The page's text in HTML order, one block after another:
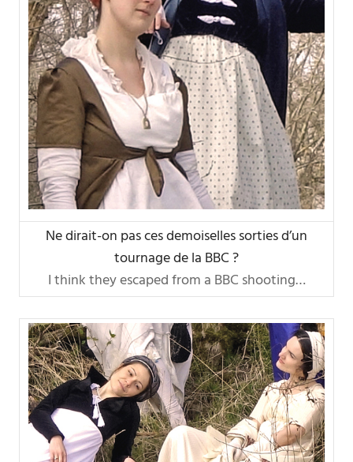
Ne dirait-on pas ces demoiselles sorties d’un
tournage de la BBC ?
I think they escaped from a BBC shooting…